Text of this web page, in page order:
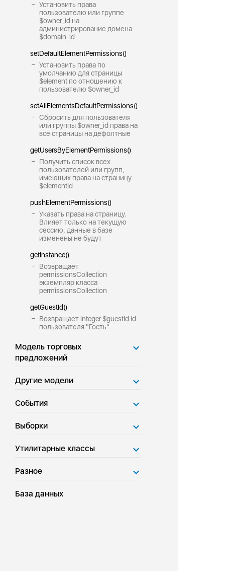
Установить права
пользователю или группе
$owner_id на
администрирование домена
$domain_id
setDefaultElementPermissions()
Установить права по
умолчанию для страницы
$element по отношению к
пользователю $owner_id
setAllElementsDefaultPermissions()
Сбросить для пользователя
или группы $owner_id права на
все страницы на дефолтные
getUsersByElementPermissions()
Получить список всех
пользователей или групп,
имеющих права на страницу
$elementId
pushElementPermissions()
Указать права на страницу.
Влияет только на текущую
сессию, данные в базе
изменены не будут
getInstance()
Возвращает
permissionsCollection
экземпляр класса
permissionsCollection
getGuestId()
Возвращает integer $guestId id
пользователя "Гость"
Модель торговых
предложений
Другие модели
События
Выборки
Утилитарные классы
Разное
База данных